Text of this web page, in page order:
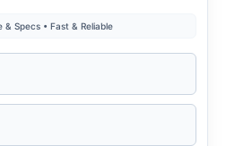
& Specs • Fast & Reliable